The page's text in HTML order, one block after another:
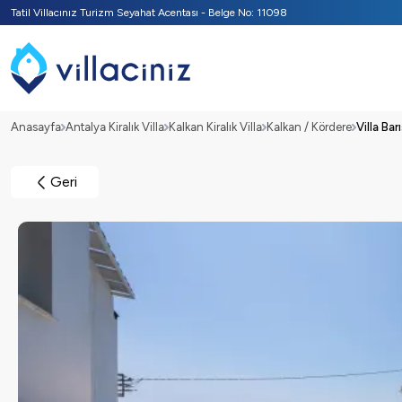
Tatil Villacınız Turizm Seyahat Acentası - Belge No: 11098
Anasayfa Antalya Kiralık Villa Kalkan Kiralık Villa Kalkan / Kördere Villa
Geri